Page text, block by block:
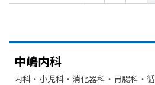
中嶋内科
内科・​小児科・​消化器科・​胃腸科・​